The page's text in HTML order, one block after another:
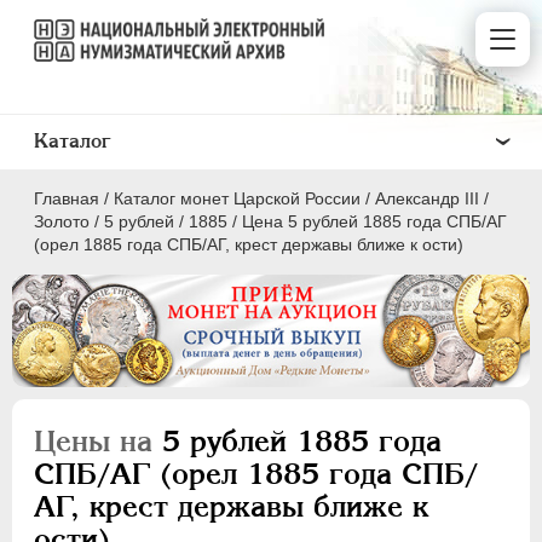
Главная / Каталог монет Царской России / Александр III /
Золото / 5 рублей / 1885 / Цена 5 рублей 1885 года СПБ/АГ
(орел 1885 года СПБ/АГ, крест державы ближе к ости)
Цены на 5 рублей 1885 года
СПБ/АГ (орел 1885 года СПБ/
АГ, крест державы ближе к
Каталог
ПEТР I 1699 - 1725
ЕКАТЕРИНА I 1725-1727
АННА ИОАННОВНА 1730-1740
ИОАНН АНТОНОВИЧ
1740-1741
ЕЛИЗАВЕТА 1741-1762